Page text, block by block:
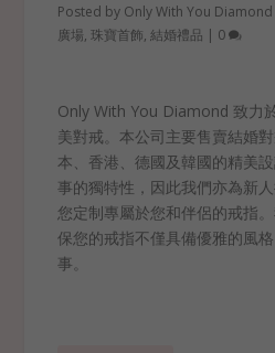
Posted by Only With You Diamond
廣場,珠寶首飾,結婚禮品 | 0
Only With You Diamond 致力
美對戒。本公司主要售賣結婚
本、香港、德國及韓國的精美
事的獨特性，因此我們亦為新
您定制專屬於您和伴侶的戒指
保您的戒指不僅具備優雅的風
事。